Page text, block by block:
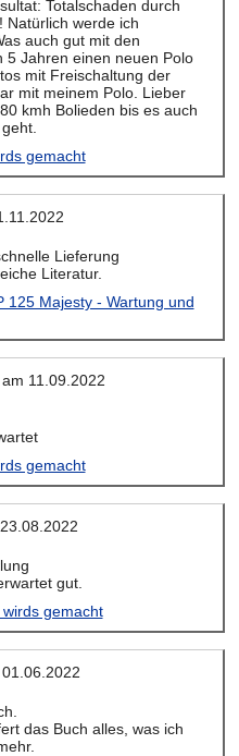
Totalschaden durch
Natürlich werde ich
auch gut mit den
5 Jahren einen neuen Polo
mit Freischaltung der
mit meinem Polo. Lieber
kmh Bolieden bis es auch
gemacht
Lieferung
Literatur.
125 Majesty - Wartung und
11.09.2022
gemacht
gut.
gemacht
das Buch alles, was ich